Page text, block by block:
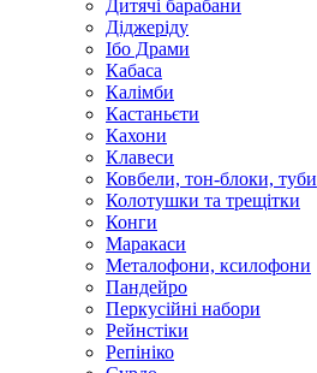
Дитячі барабани
Діджеріду
Ібо Драми
Кабаса
Калімби
Кастаньєти
Кахони
Клавеси
Ковбели, тон-блоки, туби
Колотушки та трещітки
Конги
Маракаси
Металофони, ксилофони
Пандейро
Перкусійні набори
Рейнстіки
Репініко